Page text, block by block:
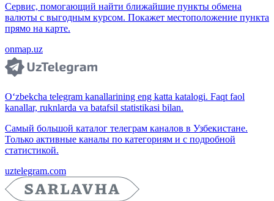
Сервис, помогающий найти ближайшие пункты обмена
валюты с выгодным курсом. Покажет местоположение пункта
прямо на карте.
onmap.uz
O‘zbekcha telegram kanallarining eng katta katalogi. Faqt faol
kanallar, ruknlarda va batafsil statistikasi bilan.
Самый большой каталог телеграм каналов в Узбекистане.
Только активные каналы по категориям и с подробной
статистикой.
uztelegram.com